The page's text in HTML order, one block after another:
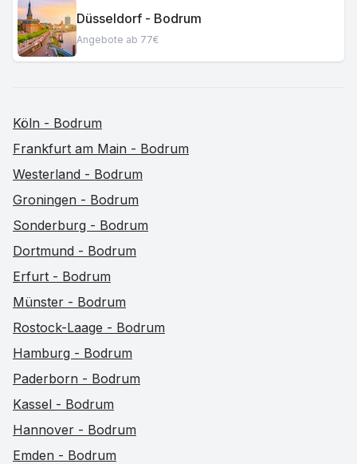
Düsseldorf - Bodrum
Angebote ab 77€
Köln - Bodrum
Frankfurt am Main - Bodrum
Westerland - Bodrum
Groningen - Bodrum
Sonderburg - Bodrum
Dortmund - Bodrum
Erfurt - Bodrum
Münster - Bodrum
Rostock-Laage - Bodrum
Hamburg - Bodrum
Paderborn - Bodrum
Kassel - Bodrum
Hannover - Bodrum
Emden - Bodrum